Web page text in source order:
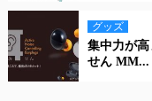
グッズ
集中力が
せん MM...